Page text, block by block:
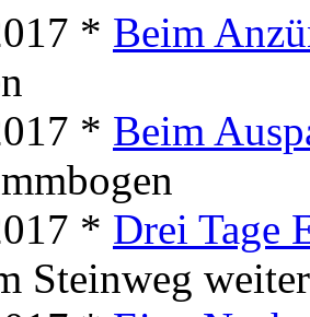
* Beim
* Beim
* Drei Tage
Steinweg